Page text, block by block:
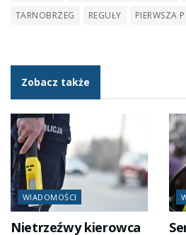
TARNOBRZEG
REGUŁY PIERWSZA
Zobacz także
WIADOMOŚCI
Nietrzeźwy kierowca